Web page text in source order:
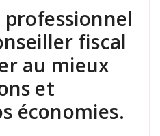
fiscal
au mieux
et
économies.